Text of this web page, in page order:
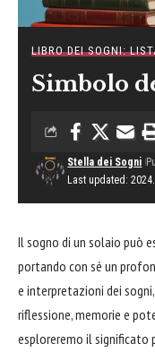
LIBRO DEI SOGNI:
Simbolo
Last updated:
Stella dei Sogni
Il sogno di un solaio può
portando con sé un
e interpretazioni dei
riflessione, memorie e
esploreremo il significato